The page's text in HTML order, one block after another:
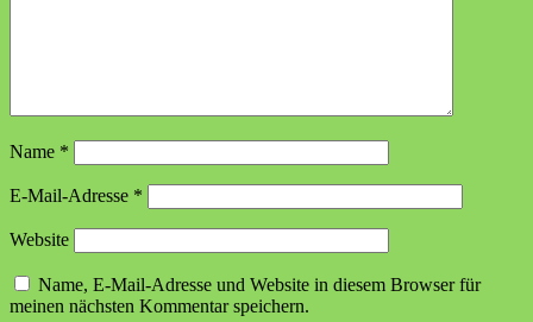
Name *
E-Mail-Adresse *
Website
Name, E-Mail-Adresse und Website in diesem Browser für
meinen nächsten Kommentar speichern.